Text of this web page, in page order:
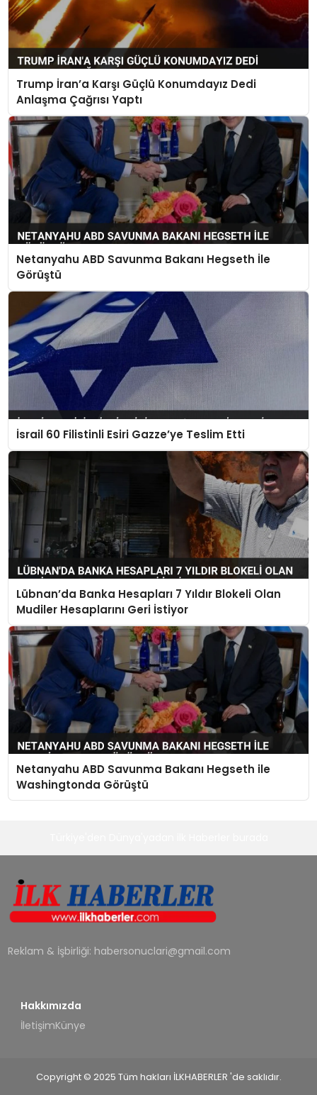
Trump İran’a Karşı Güçlü Konumdayız Dedi
Anlaşma Çağrısı Yaptı
Netanyahu ABD Savunma Bakanı Hegseth İle
Görüştü
İsrail 60 Filistinli Esiri Gazze’ye Teslim Etti
Lübnan’da Banka Hesapları 7 Yıldır Blokeli Olan
Mudiler Hesaplarını Geri İstiyor
Netanyahu ABD Savunma Bakanı Hegseth ile
Washingtonda Görüştü
Reklam & İşbirliği: habersonuclari@gmail.com
Hakkımızda
İletişimKünye
Copyright © 2025 Tüm hakları İLKHABERLER 'de saklıdır.